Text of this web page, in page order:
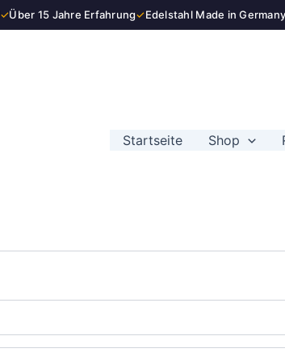
✓Über 15 Jahre Erfahrung✓Edelstahl Made in Germany
Startseite Shop